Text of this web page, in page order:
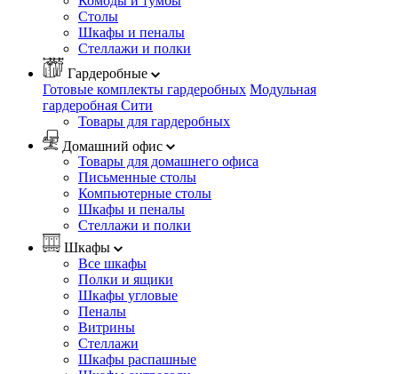
Столы
Шкафы и пеналы
Стеллажи и полки
Гардеробные
Готовые комплекты гардеробных Модульная
гардеробная Сити
Товары для гардеробных
Домашний офис
Товары для домашнего офиса
Письменные столы
Компьютерные столы
Шкафы и пеналы
Стеллажи и полки
Шкафы
Все шкафы
Полки и ящики
Шкафы угловые
Пеналы
Витрины
Стеллажи
Шкафы распашные